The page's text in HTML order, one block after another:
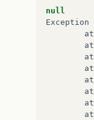
null
Exception
at
at
at
at
at
at
at
at